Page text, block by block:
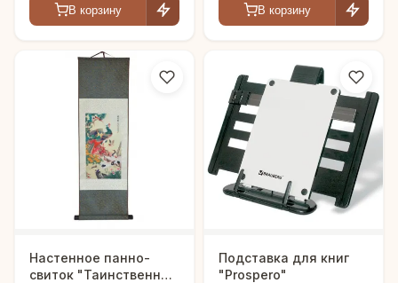
В корзину В корзину
Настенное панно-
свиток "Таинственная
Подставка для книг
"Prospero"